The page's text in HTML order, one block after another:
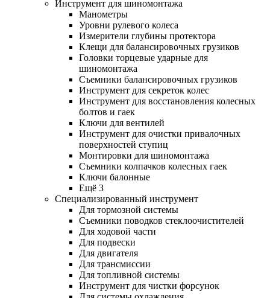
Инструмент для шиномонтажа
Манометры
Уровни рулевого колеса
Измерители глубины протектора
Клещи для балансировочных грузиков
Головки торцевые ударные для
шиномонтажа
Съемники балансировочных грузиков
Инструмент для секреток колес
Инструмент для восстановления колесных
болтов и гаек
Ключи для вентилей
Инструмент для очистки привалочных
поверхностей ступиц
Монтировки для шиномонтажа
Съемники колпачков колесных гаек
Ключи балонные
Ещё 3
Специализированный инструмент
Для тормозной системы
Съемники поводков стеклоочистителей
Для ходовой части
Для подвески
Для двигателя
Для трансмиссии
Для топливной системы
Инструмент для чистки форсунок